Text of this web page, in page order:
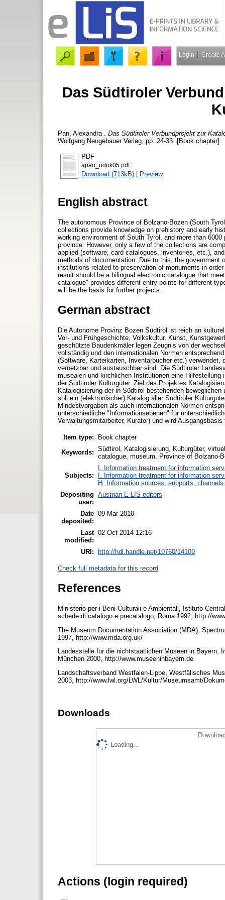
Login Create
Das Südtiroler
Pan, Alexandra
Das Südtiroler Verbundprojekt zur
Wolfgang Neugebauer Verlag, pp. 24-33. [Book chapter]
PDF
apan_odok05.pdf
Download (713kB) | Preview
English abstract
The autonomous Province of Bolzano-Bozen (South
collections provide knowledge on prehistory and early
working environment of South Tyrol, and more than
province. However, only a few of the collections are
applied (software, card catalogues, inventories, etc.),
methods of documentation. Due to this, the
institutions related to preservation of monuments in
result should be a bilingual electronic catalogue that
catalogue" provides different entry points for different
will be the basis for further projects.
German abstract
Die Autonome Provinz Bozen Südtirol ist reich an
Vor- und Frühgeschichte, Volkskultur, Kunst,
geschützte Baudenkmäler legen Zeugnis von der
vollständig und den internationalen Normen
(Software, Karteikarten, Inventarbücher etc.) verwendet,
vernetzbar und austauschbar sind. Die Südtiroler
musealen und kirchlichen Institutionen eine
der Südtiroler Kulturgüter. Ziel des Projektes
Katalogisierung der in Südtirol bestehenden
soll ein (elektronischer) Katalog aller Südtiroler
Mindestvorgaben als auch internationalen Normen
unterschiedliche "Informationsebenen" für
Verwaltungsmitarbeiter, Kurator) und wird
Item type:
Book chapter
Keywords: Südtirol, Katalogisierung, Kulturgüter,
catalogue, museum, Province of Bolzano-
Subjects:
I. Information treatment for information
I. Information treatment for information
H. Information sources, supports, channels.
Depositing
user:
Austrian E-LIS editors
Date
deposited:
09 Mar 2010
Last
modified:
02 Oct 2014 12:16
URI: http://hdl.handle.net/10760/14109
Check full metadata for this record
References
Ministerio per i Beni Culturali e Ambientali, Istituto
schede di catalogo e precatalogo, Roma 1992, http://
The Museum Documentation Association (MDA),
1997, http://www.mda.org.uk/
Landesstelle für die nichtstaatlichen Museen in Bayern,
München 2000, http://www.museeninbayern.de
Landschaftsverband Westfalen-Lippe, Westfälisches
2003, http://www.lwl.org/LWL/Kultur/Museumsamt/
Downloads
Loading...
Actions (login required)